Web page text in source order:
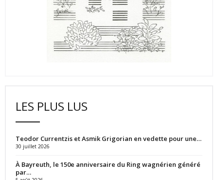
LES PLUS LUS
Teodor Currentzis et Asmik Grigorian en vedette pour une…
30 juillet 2026
À Bayreuth, le 150e anniversaire du Ring wagnérien généré
par…